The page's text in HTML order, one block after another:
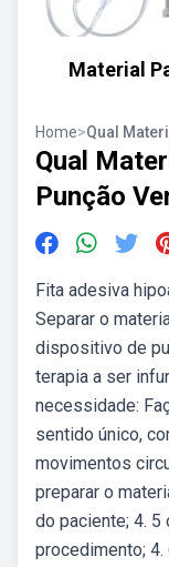
Material
Home>Qual
Qual
Punção
Fita adesiva
Separar o
dispositivo de
terapia a ser
necessidade:
sentido único,
movimentos
preparar o
do paciente; 4. 5
procedimento;